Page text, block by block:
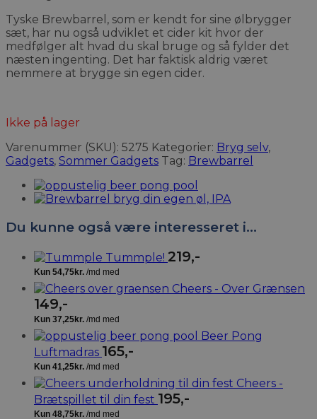
Tyske Brewbarrel, som er kendt for sine ølbrygger
sæt, har nu også udviklet et cider kit hvor der
medfølger alt hvad du skal bruge og så fylder det
næsten ingenting. Det har faktisk aldrig været
nemmere at brygge sin egen cider.
Ikke på lager
Varenummer (SKU): 5275 Kategorier: Bryg selv,
Gadgets, Sommer Gadgets Tag: Brewbarrel
Du kunne også være interesseret i…
Tummple! 219,-
Cheers - Over Grænsen
149,-
Beer Pong
Luftmadras 165,-
Cheers -
Brætspillet til din fest 195,-